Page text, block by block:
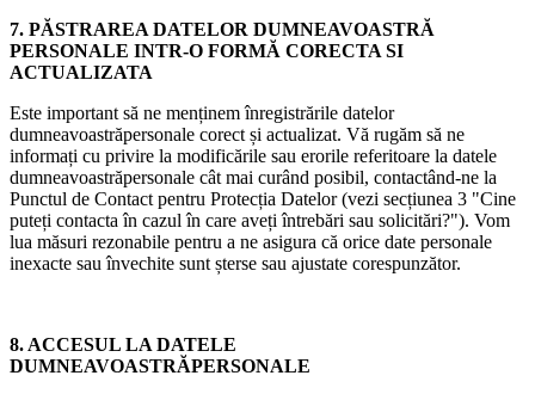
7. PĂSTRAREA DATELOR DUMNEAVOASTRĂ
PERSONALE INTR-O FORMĂ CORECTA SI
ACTUALIZATA
Este important să ne menținem înregistrările datelor
dumneavoastrăpersonale corect și actualizat. Vă rugăm să ne
informați cu privire la modificările sau erorile referitoare la datele
dumneavoastrăpersonale cât mai curând posibil, contactând-ne la
Punctul de Contact pentru Protecția Datelor (vezi secțiunea 3 "Cine
puteți contacta în cazul în care aveți întrebări sau solicitări?"). Vom
lua măsuri rezonabile pentru a ne asigura că orice date personale
inexacte sau învechite sunt șterse sau ajustate corespunzător.
8. ACCESUL LA DATELE
DUMNEAVOASTRĂPERSONALE